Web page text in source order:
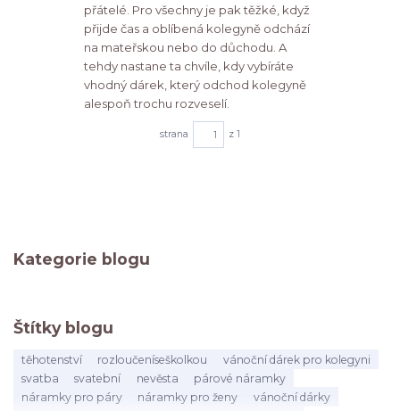
Kategorie blogu
Štítky blogu
těhotenství rozloučeníseškolkou
vánoční dárek pro kolegyni
svatba
svatební nevěsta
párové náramky
náramky pro páry
náramky pro ženy
vánoční dárky
přátelé. Pro všechny je pak těžké, když
přijde čas a oblíbená kolegyně odchází
na mateřskou nebo do důchodu. A
tehdy nastane ta chvíle, kdy vybíráte
vhodný dárek, který odchod kolegyně
alespoň trochu rozveselí.
strana z 1